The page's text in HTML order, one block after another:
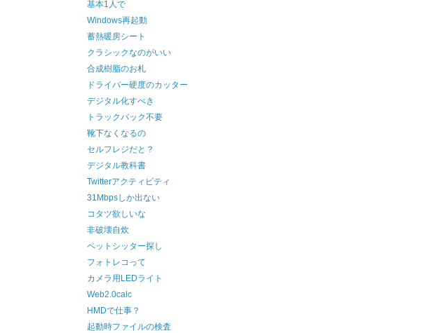
基本1人で
Windows再起動
蓄熱暖房シート
クラシックなのがいい
合成樹脂のお札
ドライバー硬度のカッター
デジタル化すべき
トラックバック不要
靴下なくなるの
セルフレジだと？
デジタル教科書
Twitterアクティビティ
31Mbpsしか出ない
コタツ欲しいな
非破壊自炊
ペットシッター探し
フォトレコって
カメラ用LEDライト
Web2.0calc
HMDで仕事？
起動時ファイルの検査